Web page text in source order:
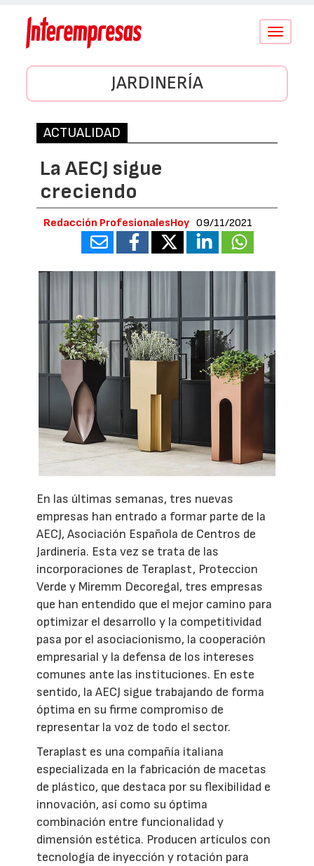
Conmutar
JARDINERÍA
ACTUALIDAD
La AECJ sigue
creciendo
Redacción ProfesionalesHoy 09/11/2021
En las últimas semanas, tres nuevas
empresas han entrado a formar parte de la
AECJ, Asociación Española de Centros de
Jardinería. Esta vez se trata de las
incorporaciones de Teraplast, Proteccion
Verde y Miremm Decoregal, tres empresas
que han entendido que el mejor camino para
optimizar el desarrollo y la competitividad
pasa por el asociacionismo, la cooperación
empresarial y la defensa de los intereses
comunes ante las instituciones. En este
sentido, la AECJ sigue trabajando de forma
óptima en su firme compromiso de
representar la voz de todo el sector.
Teraplast es una compañía italiana
especializada en la fabricación de macetas
de plástico, que destaca por su flexibilidad e
innovación, así como su óptima
combinación entre funcionalidad y
dimensión estética. Producen artículos con
tecnología de inyección y rotación para